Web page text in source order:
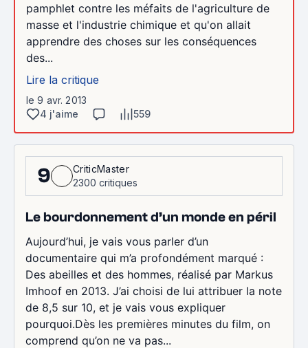
pamphlet contre les méfaits de l'agriculture de
masse et l'industrie chimique et qu'on allait
apprendre des choses sur les conséquences
des...
Lire la critique
le 9 avr. 2013
4 j'aime
559
9
CriticMaster
2300 critiques
Le bourdonnement d’un monde en péril
Aujourd’hui, je vais vous parler d’un
documentaire qui m’a profondément marqué :
Des abeilles et des hommes, réalisé par Markus
Imhoof en 2013. J’ai choisi de lui attribuer la note
de 8,5 sur 10, et je vais vous expliquer
pourquoi.Dès les premières minutes du film, on
comprend qu’on ne va pas...